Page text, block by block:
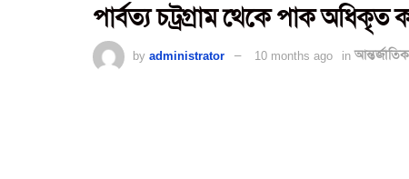
পার্বত্য চট্রগ্রাম থেকে পাক অধিকৃত
by administrator 10 months ago in আন্তর্জাতিক